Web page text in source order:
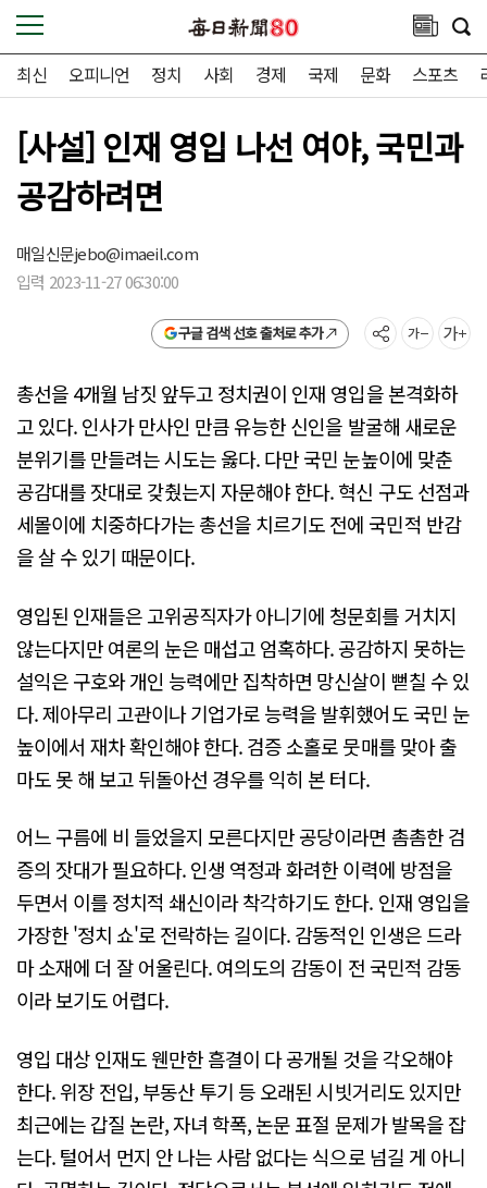
최신 오피니언 정치 사회 경제 국제 문화 스포츠
[사설] 인재 영입 나선 여야, 국민과
공감하려면
매일신문jebo@imaeil.com
입력 2023-11-27 06:30:00
구글 검색 선호 출처로 추가
총선을 4개월 남짓 앞두고 정치권이 인재 영입을 본격화하
고 있다. 인사가 만사인 만큼 유능한 신인을 발굴해 새로운
분위기를 만들려는 시도는 옳다. 다만 국민 눈높이에 맞춘
공감대를 잣대로 갖췄는지 자문해야 한다. 혁신 구도 선점과
세몰이에 치중하다가는 총선을 치르기도 전에 국민적 반감
을 살 수 있기 때문이다.
영입된 인재들은 고위공직자가 아니기에 청문회를 거치지
않는다지만 여론의 눈은 매섭고 엄혹하다. 공감하지 못하는
설익은 구호와 개인 능력에만 집착하면 망신살이 뻗칠 수 있
다. 제아무리 고관이나 기업가로 능력을 발휘했어도 국민 눈
높이에서 재차 확인해야 한다. 검증 소홀로 뭇매를 맞아 출
마도 못 해 보고 뒤돌아선 경우를 익히 본 터다.
어느 구름에 비 들었을지 모른다지만 공당이라면 촘촘한 검
증의 잣대가 필요하다. 인생 역정과 화려한 이력에 방점을
두면서 이를 정치적 쇄신이라 착각하기도 한다. 인재 영입을
가장한 '정치 쇼'로 전락하는 길이다. 감동적인 인생은 드라
마 소재에 더 잘 어울린다. 여의도의 감동이 전 국민적 감동
이라 보기도 어렵다.
영입 대상 인재도 웬만한 흠결이 다 공개될 것을 각오해야
한다. 위장 전입, 부동산 투기 등 오래된 시빗거리도 있지만
최근에는 갑질 논란, 자녀 학폭, 논문 표절 문제가 발목을 잡
는다. 털어서 먼지 안 나는 사람 없다는 식으로 넘길 게 아니